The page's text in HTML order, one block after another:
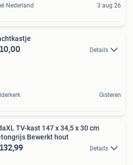
Nederland 3 aug 26
Details
Gisteren
TV-kast 147 x 34,5 x 30 cm
Bewerkt hout
Details